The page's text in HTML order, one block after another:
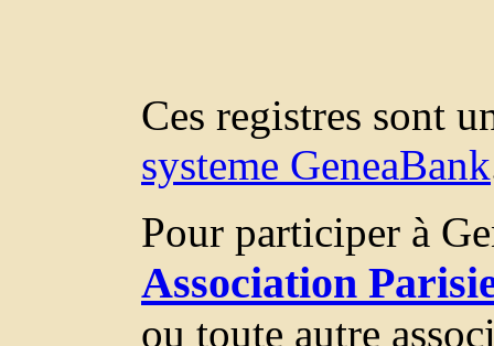
Ces registres sont
systeme GeneaBank
Pour participer à
Association
ou toute autre